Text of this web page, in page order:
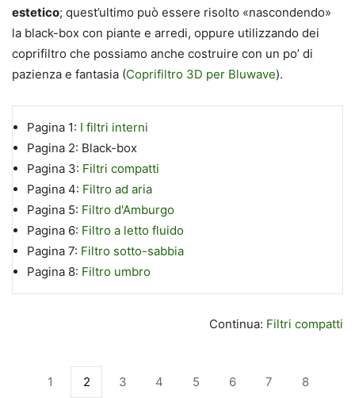
estetico; quest’ultimo può essere risolto «nascondendo»
la black-box con piante e arredi, oppure utilizzando dei
coprifiltro che possiamo anche costruire con un po’ di
pazienza e fantasia (Coprifiltro 3D per Bluwave).
Pagina 1: I filtri interni
Pagina 2: Black-box
Pagina 3: Filtri compatti
Pagina 4: Filtro ad aria
Pagina 5: Filtro d'Amburgo
Pagina 6: Filtro a letto fluido
Pagina 7: Filtro sotto-sabbia
Pagina 8: Filtro umbro
Continua: Filtri compatti
1 2 3 4 5 6 7 8